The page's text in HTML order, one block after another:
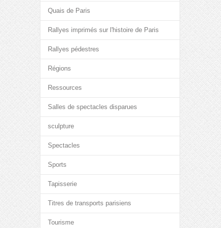
Quais de Paris
Rallyes imprimés sur l'histoire de Paris
Rallyes pédestres
Régions
Ressources
Salles de spectacles disparues
sculpture
Spectacles
Sports
Tapisserie
Titres de transports parisiens
Tourisme